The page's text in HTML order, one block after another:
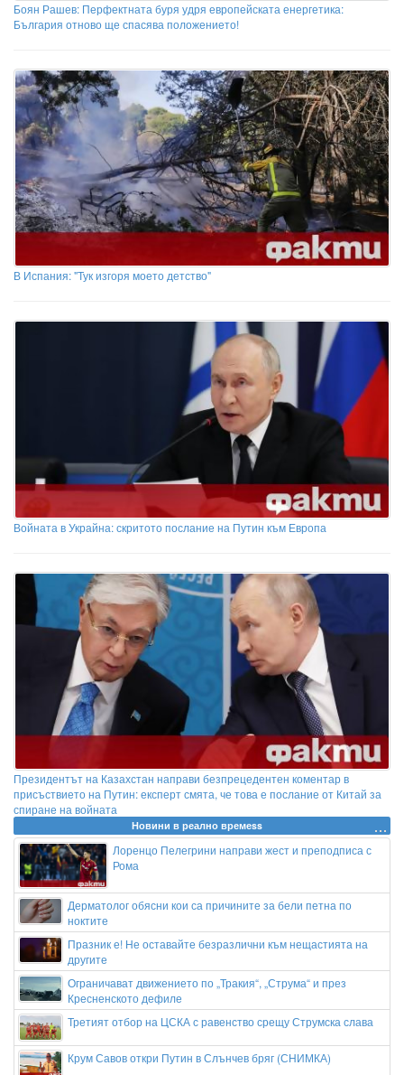
Боян Рашев: Перфектната буря удря европейската енергетика:
България отново ще спасява положението!
В Испания: "Тук изгоря моето детство"
Войната в Украйна: скритото послание на Путин към Европа
Президентът на Казахстан направи безпрецедентен коментар в
присъствието на Путин: експерт смята, че това е послание от Китай за
спиране на войната
Новини в реално времеss
Лоренцо Пелегрини направи жест и преподписа с
Рома
Дерматолог обясни кои са причините за бели петна по
ноктите
Празник е! Не оставайте безразлични към нещастията на
другите
Ограничават движението по „Тракия“, „Струма“ и през
Кресненското дефиле
Третият отбор на ЦСКА с равенство срещу Струмска слава
Крум Савов откри Путин в Слънчев бряг (СНИМКА)